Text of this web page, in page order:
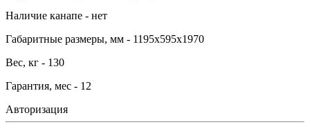
Наличие канапе - нет
Габаритные размеры, мм - 1195х595х1970
Вес, кг - 130
Гарантия, мес - 12
Авторизация